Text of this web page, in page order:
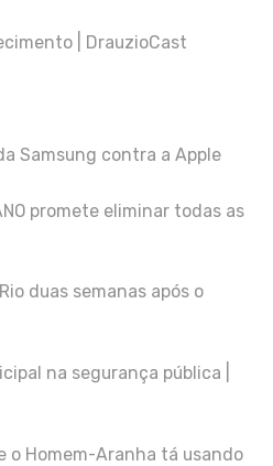
| DrauzioCast
Samsung contra a Apple
promete eliminar todas as
duas semanas após o
na segurança pública |
o Homem-Aranha tá usando